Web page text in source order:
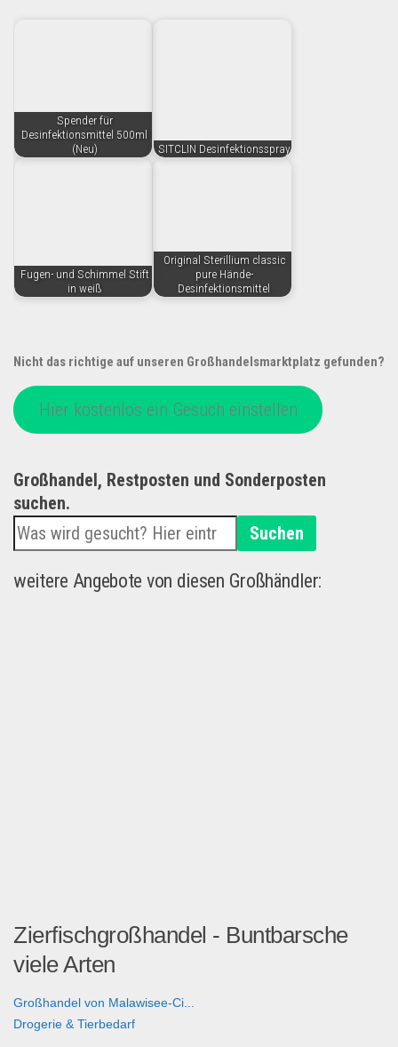
Spender für
Desinfektionsmittel 500ml
(Neu)
SITCLIN Desinfektionsspray
Fugen- und Schimmel Stift
in weiß
Original Sterillium classic
pure Hände-
Desinfektionsmittel
Nicht das richtige auf unseren Großhandelsmarktplatz gefunden?
Hier kostenlos ein Gesuch einstellen
Großhandel, Restposten und Sonderposten
suchen.
Suchen
weitere Angebote von diesen Großhändler:
Zierfischgroßhandel - Buntbarsche
viele Arten
Großhandel von Malawisee-Ci...
Drogerie & Tierbedarf